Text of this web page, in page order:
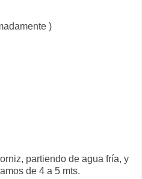
)
partiendo de agua fría, y
de 4 a 5 mts.